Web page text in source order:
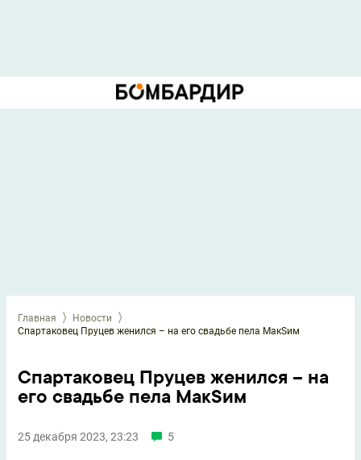
Главная
Новости
Спартаковец Пруцев женился – на его свадьбе пела МакSим
Спартаковец Пруцев женился – на
его свадьбе пела МакSим
25 декабря 2023, 23:23 5